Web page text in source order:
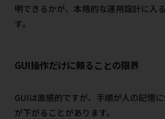
明できるかが、本格的な運用設計に入
す。
GUI操作だけに頼ることの限界
GUIは直感的ですが、手順が人の記憶
が下がることがあります。